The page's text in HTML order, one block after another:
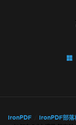
IronPDF IronPDF部落